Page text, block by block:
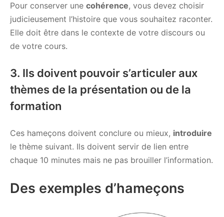
Pour conserver une cohérence, vous devez choisir
judicieusement l’histoire que vous souhaitez raconter.
Elle doit être dans le contexte de votre discours ou
de votre cours.
3. Ils doivent pouvoir s’articuler aux
thèmes de la présentation ou de la
formation
Ces hameçons doivent conclure ou mieux, introduire
le thème suivant. Ils doivent servir de lien entre
chaque 10 minutes mais ne pas brouiller l’information.
Des exemples d’hameçons